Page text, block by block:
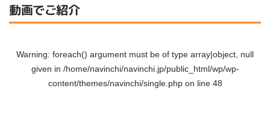
動画でご紹介
Warning: foreach() argument must be of type array|object, null
given in /home/navinchi/navinchi.jp/public_html/wp/wp-
content/themes/navinchi/single.phpon line 48